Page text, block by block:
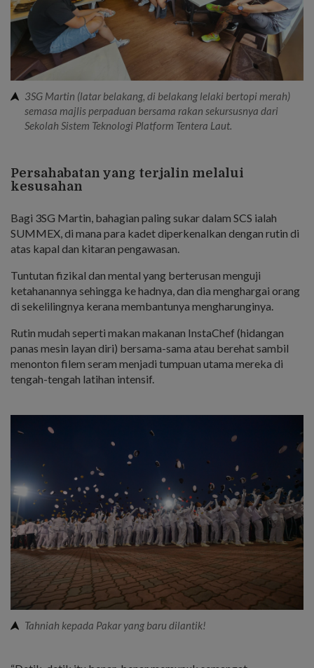
3SG Martin (latar belakang, di belakang lelaki bertopi merah)
semasa majlis perpaduan bersama rakan sekursusnya dari
Sekolah Sistem Teknologi Platform Tentera Laut.
Persahabatan yang terjalin melalui
kesusahan
Bagi 3SG Martin, bahagian paling sukar dalam SCS ialah
SUMMEX, di mana para kadet diperkenalkan dengan rutin di
atas kapal dan kitaran pengawasan.
Tuntutan fizikal dan mental yang berterusan menguji
ketahanannya sehingga ke hadnya, dan dia menghargai orang
di sekelilingnya kerana membantunya mengharunginya.
Rutin mudah seperti makan makanan InstaChef (hidangan
panas mesin layan diri) bersama-sama atau berehat sambil
menonton filem seram menjadi tumpuan utama mereka di
tengah-tengah latihan intensif.
Tahniah kepada Pakar yang baru dilantik!